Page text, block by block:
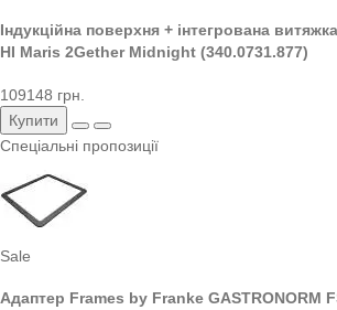
Індукційна поверхня + інтегрована
HI Maris 2Gether Midnight (340.0731.877)
109148 грн.
Купити
Спеціальні пропозиції
Sale
Адаптер Frames by Franke GASTRONORM